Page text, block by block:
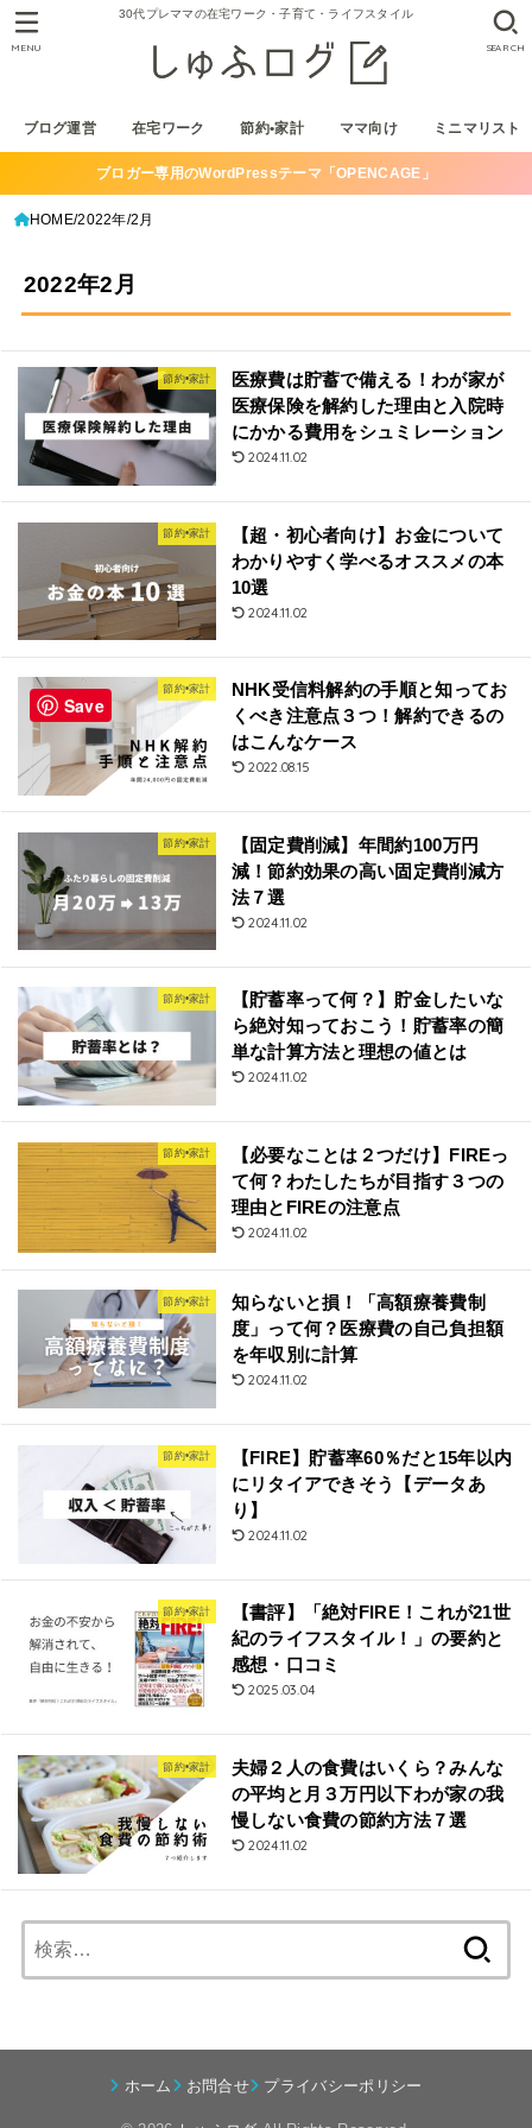
30代プレママの在宅ワーク・子育て・ライフスタイル
ブログ運営 在宅ワーク 節約•家計 ママ向け ミニマリスト
SEARCH
MENU
ブロガー専用のWordPressテーマ「OPENCAGE」
HOME 2022年 2月
2022年2月
節約•家計
医療費は貯蓄で備える！わが家が
医療保険を解約した理由と入院時
にかかる費用をシュミレーション
2024.11.02
節約•家計
【超・初心者向け】お金について
わかりやすく学べるオススメの本
10選
2024.11.02
節約•家計
NHK受信料解約の手順と知ってお
くべき注意点３つ！解約できるの
はこんなケース
2022.08.15
節約•家計
【固定費削減】年間約100万円
減！節約効果の高い固定費削減方
法７選
2024.11.02
節約•家計
【貯蓄率って何？】貯金したいな
ら絶対知っておこう！貯蓄率の簡
単な計算方法と理想の値とは
2024.11.02
節約•家計
【必要なことは２つだけ】FIREっ
て何？わたしたちが目指す３つの
理由とFIREの注意点
2024.11.02
節約•家計
知らないと損！「高額療養費制
度」って何？医療費の自己負担額
を年収別に計算
2024.11.02
節約•家計
【FIRE】貯蓄率60％だと15年以内
にリタイアできそう【データあ
り】
2024.11.02
節約•家計
【書評】「絶対FIRE！これが21世
紀のライフスタイル！」の要約と
感想・口コミ
2025.03.04
節約•家計
夫婦２人の食費はいくら？みんな
の平均と月３万円以下わが家の我
慢しない食費の節約方法７選
2024.11.02
索:
ホーム お問合せ プライバシーポリシー
Save